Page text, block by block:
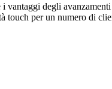
vantaggi degli
touch per un numero di